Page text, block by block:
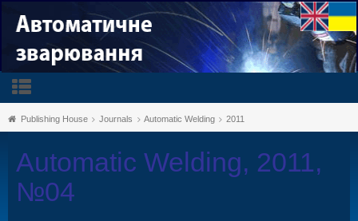
Publishing House Journals Automatic Welding 2011
Automatic Welding, 2011,
№04